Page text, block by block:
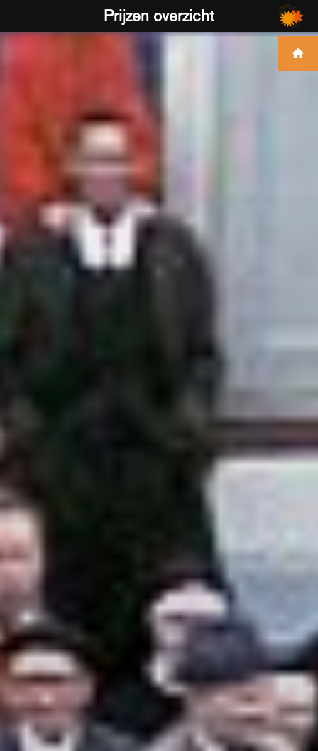
Prijzen overzicht